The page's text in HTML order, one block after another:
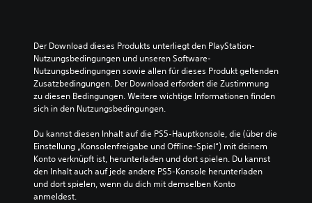
Der Download dieses Produkts unterliegt den PlayStation-
Nutzungsbedingungen und unseren Software-
Nutzungsbedingungen sowie allen für dieses Produkt geltenden
Zusatzbedingungen. Der Download erfordert die Zustimmung
zu diesen Bedingungen. Weitere wichtige Informationen finden
sich in den Nutzungsbedingungen.
Du kannst diesen Inhalt auf die PS5-Hauptkonsole, die (über die
Einstellung „Konsolenfreigabe und Offline-Spiel“) mit deinem
Konto verknüpft ist, herunterladen und dort spielen. Du kannst
den Inhalt auch auf jede andere PS5-Konsole herunterladen
und dort spielen, wenn du dich mit demselben Konto
anmeldest.